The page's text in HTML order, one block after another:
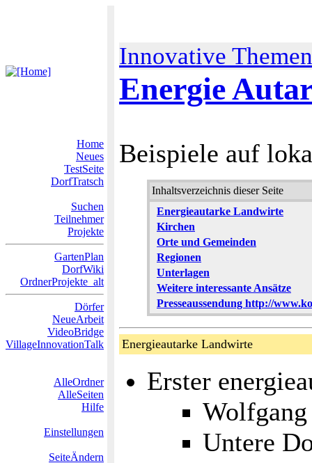
Innovative Themen
Energie
Home
Neues
TestSeite
DorfTratsch
Suchen
Teilnehmer
Projekte
GartenPlan
DorfWiki
OrdnerProjekte_alt
Dörfer
NeueArbeit
VideoBridge
VillageInnovationTalk
AlleOrdner
AlleSeiten
Hilfe
Einstellungen
SeiteÄndern
Beispiele auf
Inhaltsverzeichnis dieser Seite
Energieautarke Landwirte
Kirchen
Orte und Gemeinden
Regionen
Unterlagen
Weitere interessante Ansätze
Presseaussendung http://
Energieautarke Landwirte
Erster
Untere